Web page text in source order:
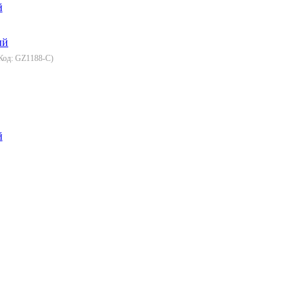
GZ1188-C)